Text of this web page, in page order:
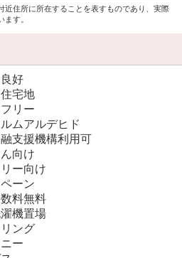
住所に所在することを表すものであり、実際
す。
好
宅地
リー
ムアルデヒド
支援機構利用可
向け
ー向け
ーン
料無料
機置場
ング
ー